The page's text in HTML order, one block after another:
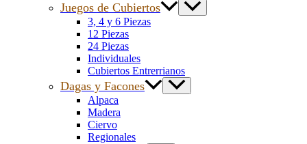
Juegos de Cubiertos
3, 4 y 6 Piezas
12 Piezas
24 Piezas
Individuales
Cubiertos Entrerrianos
Dagas y Facones
Alpaca
Madera
Ciervo
Regionales